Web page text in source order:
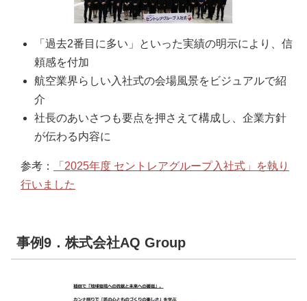
「過去2番目に多い」といった実績の明示により、信
頼感を付加
航空業界らしい入社式の会場風景をビジュアルで紹
介
社長のあいさつも要点を押さえて構成し、企業方針
が伝わる内容に
参考：
「2025年度 セントレアグループ入社式」を執り
行いました
事例9．株式会社AQ Group